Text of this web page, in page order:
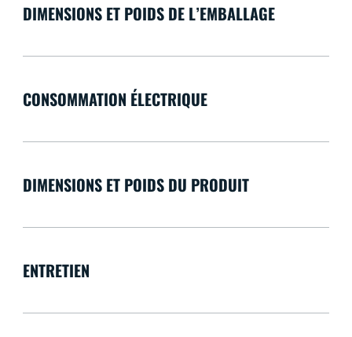
DIMENSIONS ET POIDS DE L’EMBALLAGE
CONSOMMATION ÉLECTRIQUE
DIMENSIONS ET POIDS DU PRODUIT
ENTRETIEN